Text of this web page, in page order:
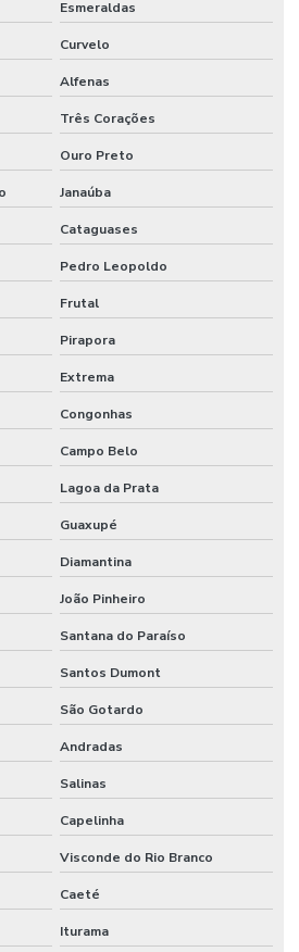
De Ambientes
industriais
tratamento de água
comerciais
empresarial
elétricas industriais
Indústrias
Comerciais
Obras
Técnicos
e corretiva
Esmeraldas
Curvelo
Alfenas
Três Corações
Ouro Preto
Janaúba
Cataguases
Pedro Leopoldo
Frutal
Pirapora
Extrema
Congonhas
Campo Belo
Lagoa da Prata
Guaxupé
Diamantina
João Pinheiro
Santana do Paraíso
Santos Dumont
São Gotardo
Andradas
Salinas
Capelinha
Visconde do Rio Branco
Caeté
Iturama